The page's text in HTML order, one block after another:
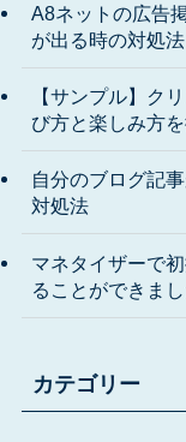
A8ネットの広告
が出る時の対処
【サンプル】ク
び方と楽しみ方
自分のブログ記
対処法
マネタイザーで
ることができま
カテゴリー